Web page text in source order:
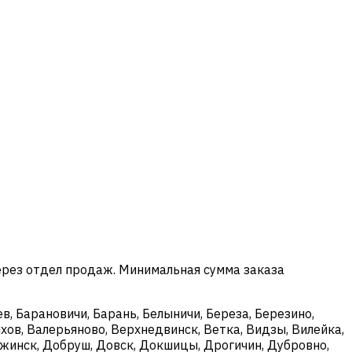
отдел продаж. Минимальная сумма заказа
Барановичи, Барань, Белыничи, Береза, Березино,
Валерьяново, Верхнедвинск, Ветка, Видзы, Вилейка,
Добруш, Довск, Докшицы, Дрогичин, Дубровно,